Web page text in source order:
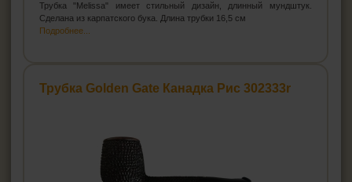
Трубка "Melissa" имеет стильный дизайн, длинный мундштук.
Сделана из карпатского бука. Длина трубки 16,5 см
Подробнее...
Трубка Golden Gate Канадка Рис 302333r